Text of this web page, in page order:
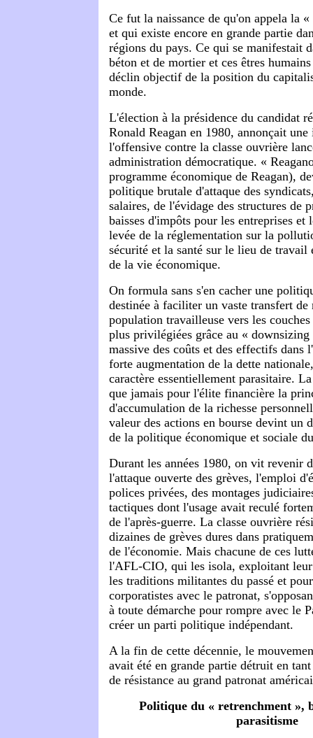
Ce fut la naissance de qu'on appela la
et qui existe encore en grande partie
régions du pays. Ce qui se manifestait
béton et de mortier et ces êtres
déclin objectif de la position du
monde.
L'élection à la présidence du candidat
Ronald Reagan en 1980, annonçait
l'offensive contre la classe ouvrière
administration démocratique. «
programme économique de Reagan),
politique brutale d'attaque des
salaires, de l'évidage des structures de
baisses d'impôts pour les entreprises et
levée de la réglementation sur la
sécurité et la santé sur le lieu de travail
de la vie économique.
On formula sans s'en cacher une
destinée à faciliter un vaste transfert de
population travailleuse vers les
plus privilégiées grâce au «
massive des coûts et des effectifs dans
forte augmentation de la dette
caractère essentiellement parasitaire.
que jamais pour l'élite financière la
d'accumulation de la richesse
valeur des actions en bourse devint un
de la politique économique et sociale
Durant les années 1980, on vit revenir
l'attaque ouverte des grèves, l'emploi
polices privées, des montages
tactiques dont l'usage avait reculé
de l'après-guerre. La classe ouvrière
dizaines de grèves dures dans
de l'économie. Mais chacune de ces
l'AFL-CIO, qui les isola, exploitant
les traditions militantes du passé et
corporatistes avec le patronat,
à toute démarche pour rompre avec le
créer un parti politique indépendant.
A la fin de cette décennie, le
avait été en grande partie détruit en
de résistance au grand patronat
Politique du « retrenchment »,
parasitisme